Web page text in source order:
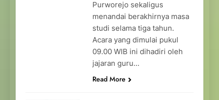
Purworejo sekaligus
menandai berakhirnya masa
studi selama tiga tahun.
Acara yang dimulai pukul
09.00 WIB ini dihadiri oleh
jajaran guru…
Read More